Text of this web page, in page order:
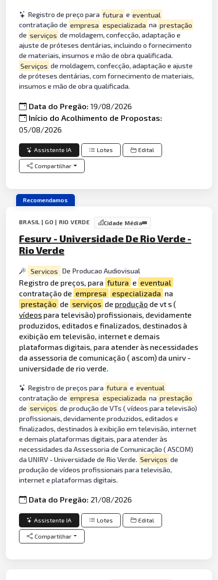
Registro de preço para futura e eventual
contratação de empresa especializada na prestação
de serviços de moldagem, confecção, adaptação e
ajuste de próteses dentárias, incluindo o fornecimento
de materiais, insumos e mão de obra qualificada.
Serviços de moldagem, confecção, adaptação e ajuste
de próteses dentárias, com fornecimento de materiais,
insumos e mão de obra qualificada.
Data do Pregão:19/08/2026
Início do Acolhimento de Propostas:
05/08/2026
Assistente IA Lotes Edital
Compartilhar
Recomendamos
BRASIL | GO | RIO VERDE Cidade Média
Fesurv - Universidade De Rio Verde -
Rio Verde
Servicos De Producao Audiovisual
Registro de preços, para futura e eventual
contratação de empresa especializada na
prestação de serviços de produção de vt s (
vídeos para televisão) profissionais, devidamente
produzidos, editados e finalizados, destinados à
exibição em televisão, internet e demais
plataformas digitais, para atender às necessidades
da assessoria de comunicação ( ascom) da unirv -
universidade de rio verde.
Registro de preços para futura e eventual
contratação de empresa especializada na prestação
de serviços de produção de VTs ( vídeos para televisão)
profissionais, devidamente produzidos, editados e
finalizados, destinados à exibição em televisão, internet
e demais plataformas digitais, para atender às
necessidades da Assessoria de Comunicação ( ASCOM)
da UNIRV - Universidade de Rio Verde. Serviços de
produção de vídeos profissionais para televisão,
internet e plataformas digitais.
Data do Pregão: 21/08/2026
Assistente IA Lotes Edital
Compartilhar